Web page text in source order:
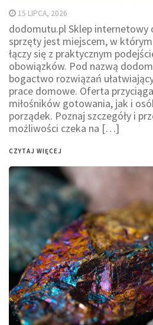
15 LIPCA, 2026
dodomutu.pl Sklep internetowy
sprzęty jest miejscem, w
łączy się z praktycznym
obowiązków. Pod nazwą
bogactwo rozwiązań
prace domowe. Oferta
miłośników gotowania, jak i
porządek. Poznaj szczegóły i
możliwości czeka na […]
CZYTAJ WIĘCEJ